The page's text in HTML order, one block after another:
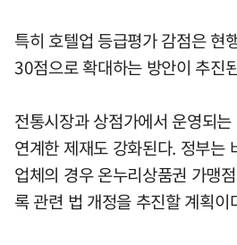
특히 호텔업 등급평가 감점은 현
30점으로 확대하는 방안이 추진
전통시장과 상점가에서 운영되
연계한 제재도 강화된다. 정부는
업체의 경우 온누리상품권 가맹
록 관련 법 개정을 추진할 계획이